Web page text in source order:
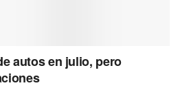
autos en julio, pero